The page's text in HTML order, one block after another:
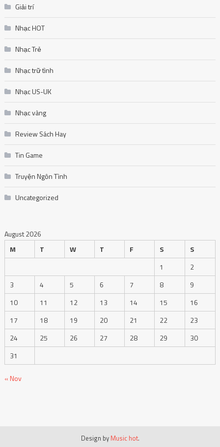
Giải trí
Nhạc HOT
Nhạc Trẻ
Nhạc trữ tình
Nhạc US-UK
Nhạc vàng
Review Sách Hay
Tin Game
Truyện Ngôn Tình
Uncategorized
August 2026
M
T W T F S
S
1
2
3
4 5 6 7 8
9
10
11 12 13 14 15
16
17
18 19 20 21 22
23
24
25 26 27 28 29
30
31
« Nov
Design by Music hot.